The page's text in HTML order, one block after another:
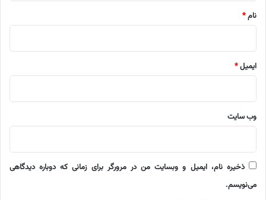
نام*
ایمیل*
وب‌ سایت
ذخیره نام، ایمیل و وبسایت من در مرورگر برای زمانی که دوباره دیدگاهی
می‌نویسم.